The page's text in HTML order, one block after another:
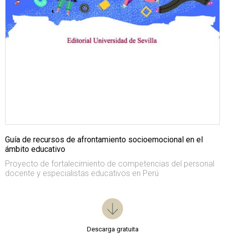
Guía de recursos de afrontamiento socioemocional en el
ámbito educativo
Proyecto de fortalecimiento de competencias del personal
docente y especialistas educativos en Perú
Descarga gratuita